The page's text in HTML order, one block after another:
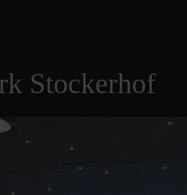
Stockerhof